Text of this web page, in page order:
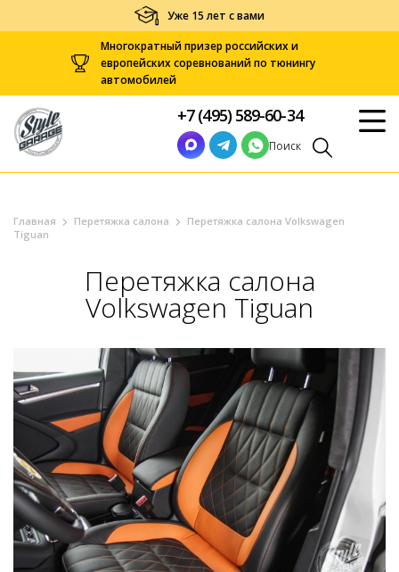
Уже 15 лет с вами
Многократный призер российских и
европейских соревнований по тюнингу
автомобилей
+7 (495) 589-60-34
Поиск
Главная Перетяжка салона
Перетяжка салона Volkswagen
Tiguan
Перетяжка салона
Volkswagen Tiguan